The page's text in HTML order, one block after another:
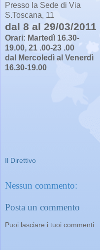
Presso la Sede di Via
S.Toscana, 11
dal 8 al 29/03/2011
Orari: Martedì 16.30-
19.00, 21 .00-23 .00
dal Mercoledì al Venerdì
16.30-19.00
Il Direttivo
Nessun commento:
Posta un commento
Puoi lasciare i tuoi commenti...